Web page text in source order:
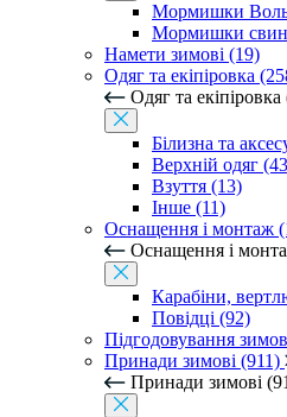
Мормишки
Мормишки
Намети зимові (19)
Одяг та екіпіровка
Одяг та
Білизна та
Верхній одяг
Взуття (13)
Інше (11)
Оснащення і монтаж
Оснащення і
Карабіни,
Повідці (92)
Підгодовування
Принади зимові (911)
Принади зимові